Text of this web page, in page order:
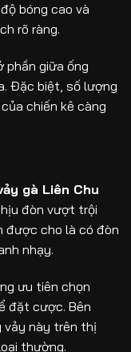
bóng cao và
rõ ràng.
phần giữa ống
Đặc biệt, số lượng
chiến kê càng
gà Liên Chu
đòn vượt trội
được cho là có đòn
nhạy.
ưu tiên chọn
đặt cược. Bên
vảy này trên thị
thường.